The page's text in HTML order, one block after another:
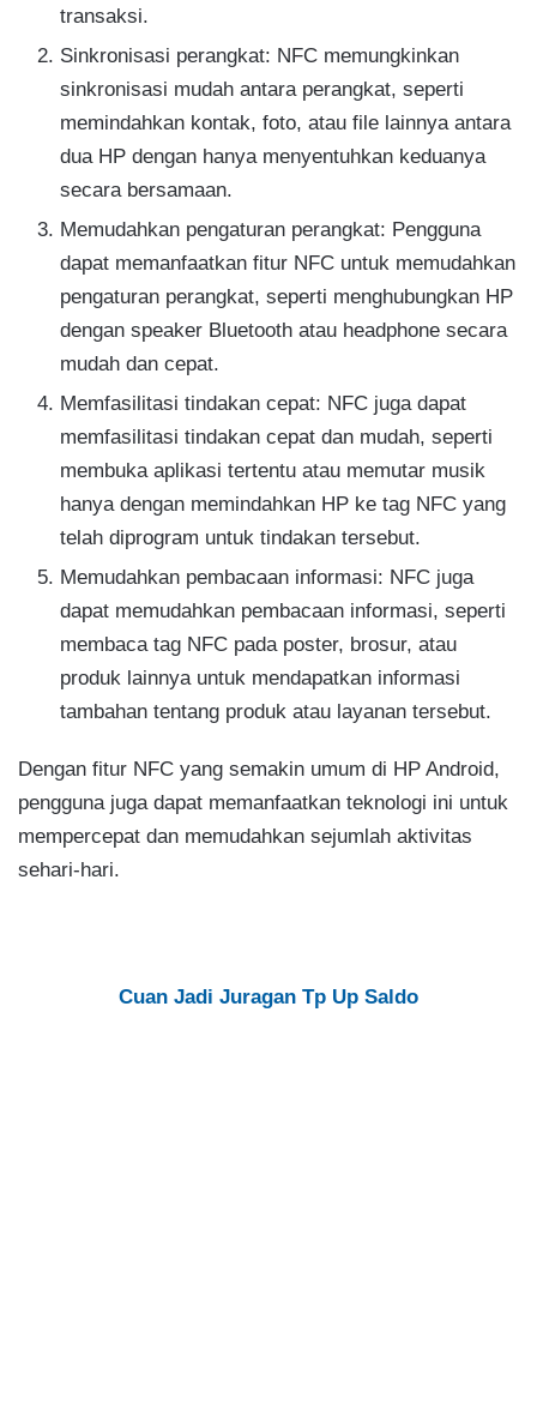
transaksi.
Sinkronisasi perangkat: NFC memungkinkan
sinkronisasi mudah antara perangkat, seperti
memindahkan kontak, foto, atau file lainnya antara
dua HP dengan hanya menyentuhkan keduanya
secara bersamaan.
Memudahkan pengaturan perangkat: Pengguna
dapat memanfaatkan fitur NFC untuk memudahkan
pengaturan perangkat, seperti menghubungkan HP
dengan speaker Bluetooth atau headphone secara
mudah dan cepat.
Memfasilitasi tindakan cepat: NFC juga dapat
memfasilitasi tindakan cepat dan mudah, seperti
membuka aplikasi tertentu atau memutar musik
hanya dengan memindahkan HP ke tag NFC yang
telah diprogram untuk tindakan tersebut.
Memudahkan pembacaan informasi: NFC juga
dapat memudahkan pembacaan informasi, seperti
membaca tag NFC pada poster, brosur, atau
produk lainnya untuk mendapatkan informasi
tambahan tentang produk atau layanan tersebut.
Dengan fitur NFC yang semakin umum di HP Android,
pengguna juga dapat memanfaatkan teknologi ini untuk
mempercepat dan memudahkan sejumlah aktivitas
sehari-hari.
Cuan Jadi Juragan Tp Up Saldo